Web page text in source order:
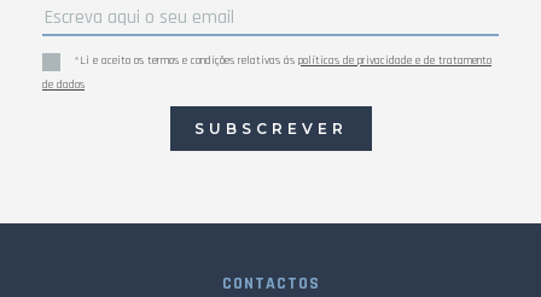
*Li e aceito os termos e condições relativas às políticas de privacidade e de tratamento
de dados
SUBSCREVER
CONTACTOS